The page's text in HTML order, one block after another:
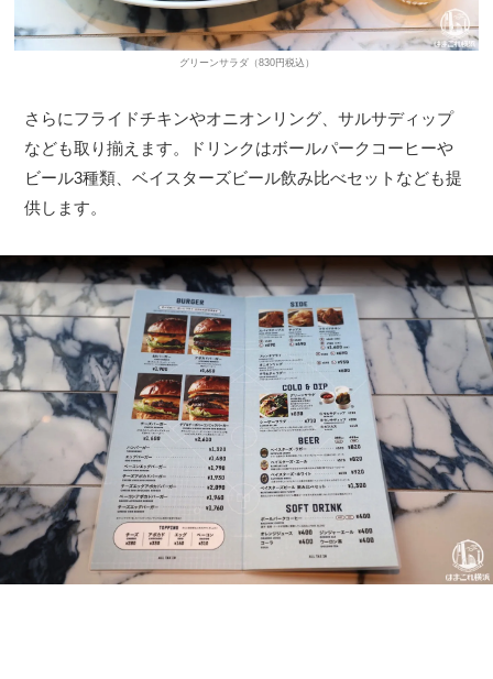
グリーンサラダ（830円税込）
さらにフライドチキンやオニオンリング、サルサディップ
なども取り揃えます。ドリンクはボールパークコーヒーや
ビール3種類、ベイスターズビール飲み比べセットなども提
供します。